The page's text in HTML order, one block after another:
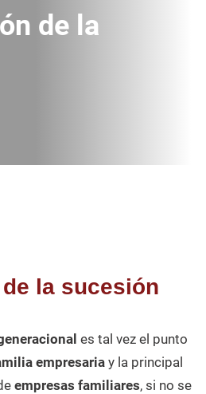
de la
la sucesión
es tal vez el punto
empresaria y la principal
empresas familiares, si no se